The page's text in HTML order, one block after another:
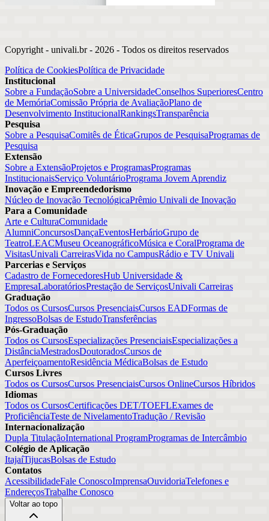
Copyright - univali.br - 2026 - Todos os direitos reservados
Política de CookiesPolítica de Privacidade
Institucional
Sobre a FundaçãoSobre a UniversidadeConselhos SuperioresCentro
de MemóriaComissão Própria de AvaliaçãoPlano de
Desenvolvimento InstitucionalRankingsTransparência
Pesquisa
Sobre a PesquisaComitês de ÉticaGrupos de PesquisaProgramas de
Pesquisa
Extensão
Sobre a ExtensãoProjetos e ProgramasProgramas
InstitucionaisServiço VoluntárioPrograma Jovem Aprendiz
Inovação e Empreendedorismo
Núcleo de Inovação TecnológicaPrêmio Univali de Inovação
Para a Comunidade
Arte e CulturaComunidade
AlumniConcursosDançaEventosHerbárioGrupo de
TeatroLEACMuseu OceanográficoMúsica e CoralPrograma de
VisitasUnivali CarreirasVida no CampusRádio e TV Univali
Parcerias e Serviços
Cadastro de FornecedoresHub Universidade &
EmpresaLaboratóriosPrestação de ServiçosUnivali Carreiras
Graduação
Todos os CursosCursos PresenciaisCursos EADFormas de
IngressoBolsas de EstudoTransferências
Pós-Graduação
Todos os CursosEspecializações PresenciaisEspecializações a
DistânciaMestradosDoutoradosCursos de
AperfeiçoamentoResidência MédicaBolsas de Estudo
Cursos Livres
Todos os CursosCursos PresenciaisCursos OnlineCursos Híbridos
Idiomas
Todos os CursosCertificações DET/TOEFLExames de
ProficiênciaTeste de NivelamentoTradução / Revisão
Internacionalização
Dupla TitulaçãoInternational ProgramProgramas de Intercâmbio
Colégio de Aplicação
ItajaíTijucasBolsas de Estudo
Contatos
AcessibilidadeFale ConoscoImprensaOuvidoriaTelefones e
EndereçosTrabalhe Conosco
Voltar ao topo